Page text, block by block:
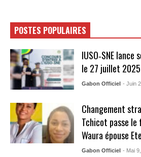
POSTES POPULAIRES
IUSO‑SNE lance
le 27 juillet 2025
Gabon Officiel - Juin
Changement
Tchicot passe le
Waura épouse
Gabon Officiel - Mai